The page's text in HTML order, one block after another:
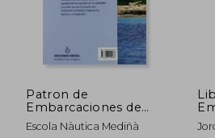
45% $ 204.576
Patron de
Embarcaciones de
Recreo n
Escola Nàutica Mediñà